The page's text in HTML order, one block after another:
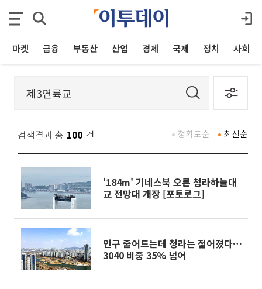
마켓 금융 부동산 산업 경제 국제 정치 사회
검색결과 총 100 건 최신순
정확도순
'184m' 기네스북 오른 청라하늘대
교 전망대 개장 [포토로그]
인구 줄어드는데 청라는 젊어졌다…
3040 비중 35% 넘어